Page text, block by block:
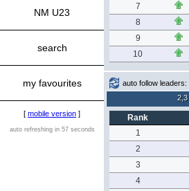
NM U23
search
my favourites
[ mobile version ]
auto refreshing in 57 seconds
7
8
9
10
auto follow leaders:
Rank
1
2
3
4